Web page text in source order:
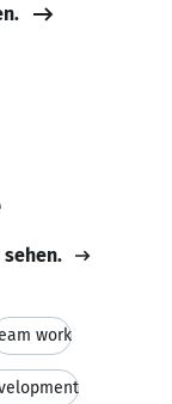
sehen.
work